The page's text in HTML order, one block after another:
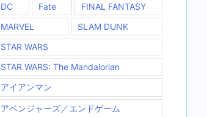
DC Fate
FINAL FANTASY
MARVEL
SLAM DUNK
STAR WARS
STAR WARS: The Mandalorian
アイアンマン
アベンジャーズ／エンドゲーム